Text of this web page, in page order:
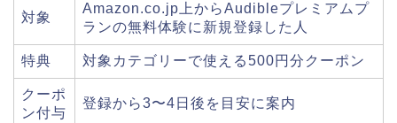
対象
Amazon.co.jp上からAudibleプレミアムプ
ランの無料体験に新規登録した人
特典 対象カテゴリーで使える500円分クーポン
クーポ
ン付与
登録から3〜4日後を目安に案内